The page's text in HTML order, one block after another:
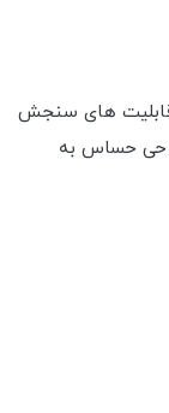
قابلیت های سنجش
حساس به